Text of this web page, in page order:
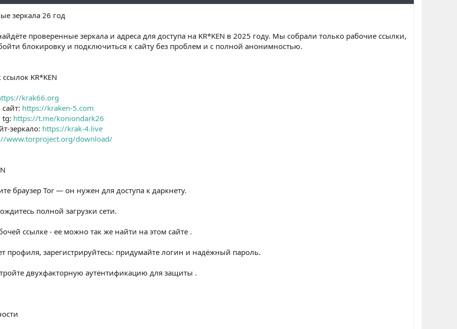
зеркала 26 год
проверенные зеркала и адреса для доступа на KR*KEN в 2025 году. Мы собрали только рабочие ссылки,
блокировку и подключиться к сайту без проблем и с полной анонимностью.
KR*KEN
krak66.org
https://kraken-5.com
tg: https://t.me/koniondark26
зеркало: https://krak-4.live
www.torproject.org/download/
браузер Tor — он нужен для доступа к даркнету.
полной загрузки сети.
ссылке - ее можно так же найти на этом сайте .
профиля, зарегистрируйтесь: придумайте логин и надёжный пароль.
двухфакторную аутентификацию для защиты .